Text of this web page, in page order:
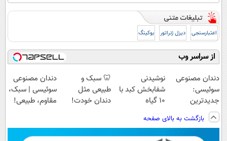
اعتبارسنجی دیزل ژنراتور بوکینگ
از سراسر وب
دندان مصنوعی
سوئیسی:
جدیدترین
فناوری اروپا،
سبک و مقاوم |
پرداخت قسطی
نوشیدنی
شفابخش کبد با
10 گیاه
امشب)
🦷 سبک و
طبیعی مثل
دندان خودت!
💳 📍 تهران
دندان مصنوعی
سوئیسی | سبک،
مقاوم، طبیعی!
اقساطی😍
بازگشت به بالای صفحه